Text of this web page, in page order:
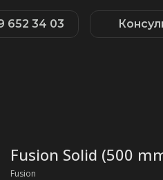
652 34 03
Fusion Solid (500
Fusion